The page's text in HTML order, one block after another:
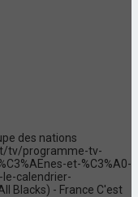
des nations
tv/programme-tv-
et-%C3%A0-
calendrier-
Blacks) - France C'est